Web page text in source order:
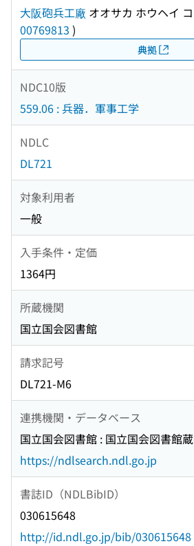
大阪砲兵工廠 オオサカ ホウヘイ
00769813 )
典拠
NDC10版
559.06 : 兵器．軍事工学
NDLC
DL721
対象利用者
一般
入手条件・定価
1364円
所蔵機関
国立国会図書館
請求記号
DL721-M6
連携機関・データベース
国立国会図書館 : 国立国会図書館
https://ndlsearch.ndl.go.jp
書誌ID（NDLBibID）
030615648
http://id.ndl.go.jp/bib/030615648